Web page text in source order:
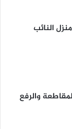
النائب
والرفع